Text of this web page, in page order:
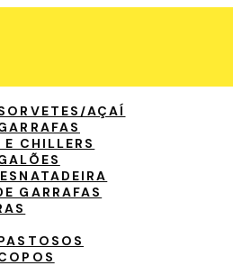
AÇAÍ
E CHILLERS
GARRAFAS